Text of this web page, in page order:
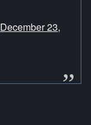
December 23,